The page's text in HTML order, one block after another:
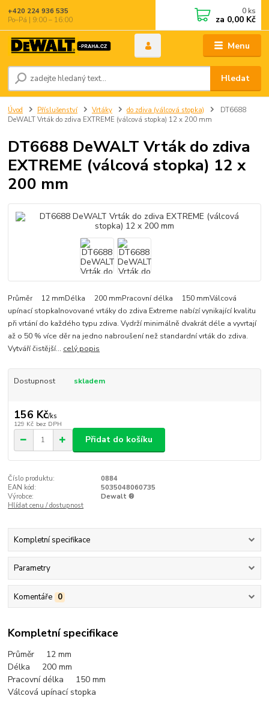
Menu
Hledat
+420 224 936 535
Po–Pá | 9:00 – 16:00
0 ks
za 0,00 Kč
Úvod Příslušenství Vrtáky do zdiva (válcová stopka)
DT6688
DeWALT Vrták do zdiva EXTREME (válcová stopka) 12 x 200 mm
DT6688 DeWALT Vrták do zdiva
EXTREME (válcová stopka) 12 x
200 mm
Průměr 12 mmDélka 200 mmPracovní délka 150 mmVálcová
upínací stopkaInovované vrtáky do zdiva Extreme nabízí vynikající kvalitu
při vrtání do každého typu zdiva. Vydrží minimálně dvakrát déle a vyvrtají
až o 50 % více děr na jedno nabroušení než standardní vrták do zdiva.
Vytváří čistější... celý popis
Dostupnost skladem
156 Kč/ks
129 Kč bez DPH
Přidat do košíku
Číslo produktu:
0884
EAN kód:
5035048060735
Výrobce:
Dewalt ®
Hlídat cenu / dostupnost
Kompletní specifikace
Parametry
Komentáře 0
Kompletní specifikace
Průměr 12 mm
Délka 200 mm
Pracovní délka 150 mm
Válcová upínací stopka